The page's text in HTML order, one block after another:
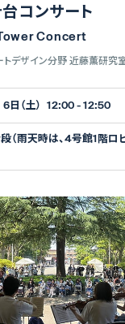
コンサート
Concert
トデザイン分野 近藤薫研究
6日（土） 12:00 - 12:50
（雨天時は、4号館1階ロ